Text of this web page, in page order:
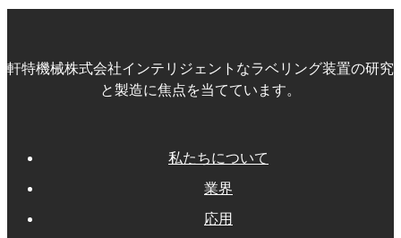
軒特機械株式会社インテリジェントなラベリング装置の研究
と製造に焦点を当てています。
私たちについて
業界
応用